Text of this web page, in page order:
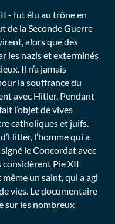
- fut élu au trône en
de la Seconde Guerre
alors que des
les nazis et exterminés
Il n’a jamais
la souffrance du
avec Hitler. Pendant
l’objet de vives
catholiques et juifs.
l’homme qui a
le Concordat avec
considèrent Pie XII
un saint, qui a agi
vies. Le documentaire
sur les nombreux